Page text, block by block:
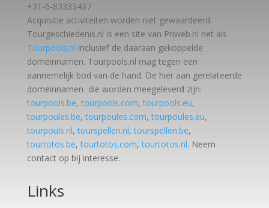
+31-6-83333437
Acquisitie activiteiten worden niet gewaardeerd.
Tourgeschiedenis.nl is een site van Priweb.nl net als
Tourpools.nl inclusief de daaraan gekoppelde
domeinnamen. Tourpools.nl mag tegen een
aannemelijk bod van de hand. De hier aan gerelateerde
domeinnamen die worden meegeleverd zijn:
tourpools.be,tourpools.com,tourpools.eu,
tourpoules.be,tourpoules.com,tourpoules.eu,
tourpouls.nl,tourspellen.nl,tourspellen.be,
tourtotos.be,tourtotos.com,tourtotos.nl. Neem
contact op bij interesse.
Links